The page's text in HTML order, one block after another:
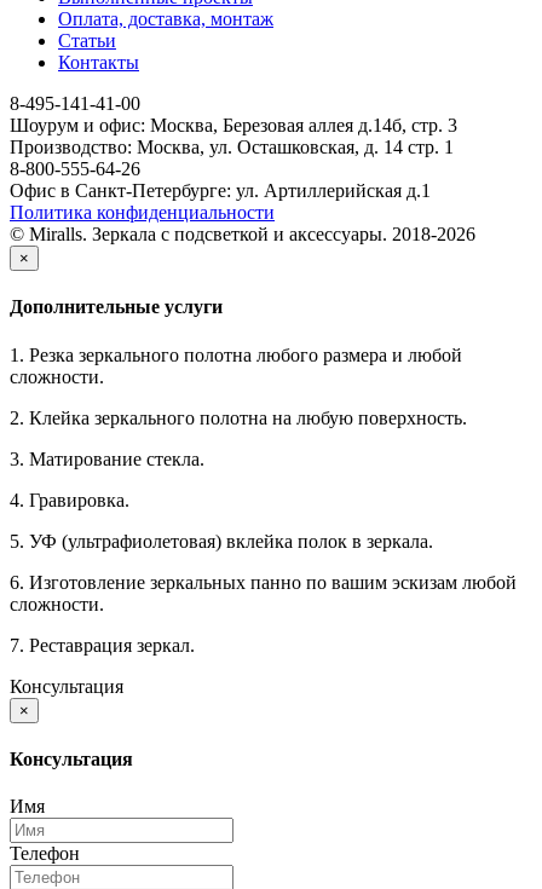
Оплата, доставка, монтаж
Статьи
Контакты
8-495-141-41-00
Шоурум и офис: Москва, Березовая аллея д.14б, стр. 3
Производство: Москва, ул. Осташковская, д. 14 стр. 1
8-800-555-64-26
Офис в Санкт-Петербурге: ул. Артиллерийская д.1
Политика конфиденциальности
© Miralls. Зеркала с подсветкой и аксессуары. 2018-2026
×
Дополнительные услуги
1. Резка зеркального полотна любого размера и любой
сложности.
2. Клейка зеркального полотна на любую поверхность.
3. Матирование стекла.
4. Гравировка.
5. УФ (ультрафиолетовая) вклейка полок в зеркала.
6. Изготовление зеркальных панно по вашим эскизам любой
сложности.
7. Реставрация зеркал.
Консультация
×
Консультация
Имя
Телефон